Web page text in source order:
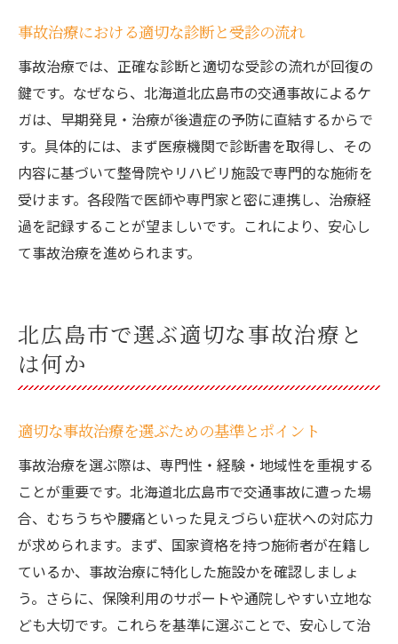
事故治療における適切な診断と受診の流れ
事故治療では、正確な診断と適切な受診の流れが回復の
鍵です。なぜなら、北海道北広島市の交通事故によるケ
ガは、早期発見・治療が後遺症の予防に直結するからで
す。具体的には、まず医療機関で診断書を取得し、その
内容に基づいて整骨院やリハビリ施設で専門的な施術を
受けます。各段階で医師や専門家と密に連携し、治療経
過を記録することが望ましいです。これにより、安心し
て事故治療を進められます。
北広島市で選ぶ適切な事故治療と
は何か
適切な事故治療を選ぶための基準とポイント
事故治療を選ぶ際は、専門性・経験・地域性を重視する
ことが重要です。北海道北広島市で交通事故に遭った場
合、むちうちや腰痛といった見えづらい症状への対応力
が求められます。まず、国家資格を持つ施術者が在籍し
ているか、事故治療に特化した施設かを確認しましょ
う。さらに、保険利用のサポートや通院しやすい立地な
ども大切です。これらを基準に選ぶことで、安心して治